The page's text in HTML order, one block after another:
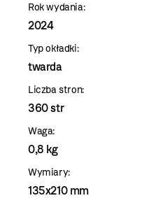
Rok wydania:
2024
Typ okładki:
twarda
Liczba stron:
360 str
Waga:
0,8 kg
Wymiary:
135x210 mm